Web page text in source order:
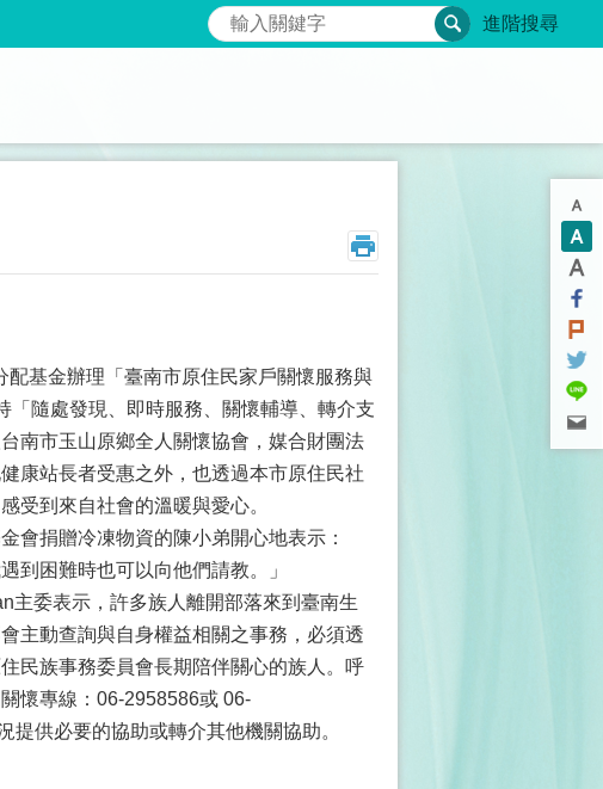
搜尋 進階搜尋
基金辦理「臺南市原住民家戶關懷服務與
「隨處發現、即時服務、關懷輔導、轉介支
南市玉山原鄉全人關懷協會，媒合財團法
康站長者受惠之外，也透過本市原住民社
受到來自社會的溫暖與愛心。
捐贈冷凍物資的陳小弟開心地表示：
到困難時也可以向他們請教。」
委表示，許多族人離開部落來到臺南生
主動查詢與自身權益相關之事務，必須透
民族事務委員會長期陪伴關心的族人。呼
懷專線：06-2958586或 06-
供必要的協助或轉介其他機關協助。